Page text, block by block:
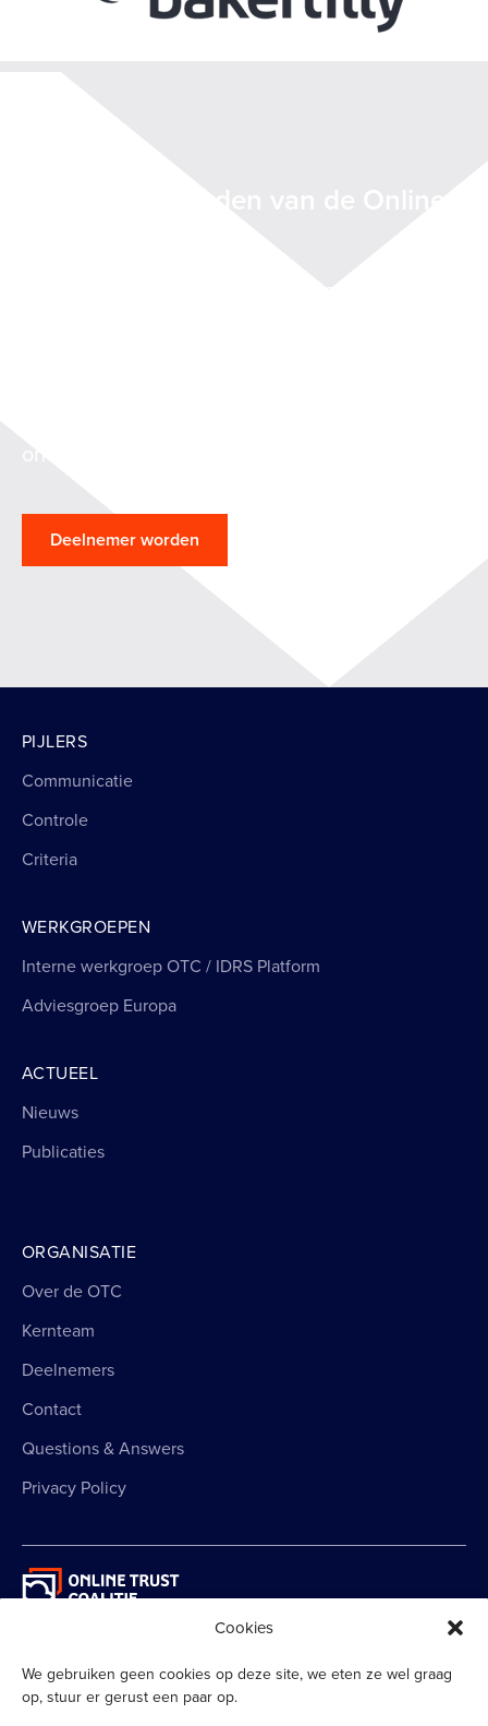
Cookies
We gebruiken geen cookies op deze site, we eten ze wel graag
op, stuur er gerust een paar op.
Deelnemer worden
PIJLERS
Communicatie
Controle
Criteria
WERKGROEPEN
Interne werkgroep OTC / IDRS Platform
Adviesgroep Europa
ACTUEEL
Nieuws
Publicaties
ORGANISATIE
Over de OTC
Kernteam
Deelnemers
Contact
Questions & Answers
Privacy Policy